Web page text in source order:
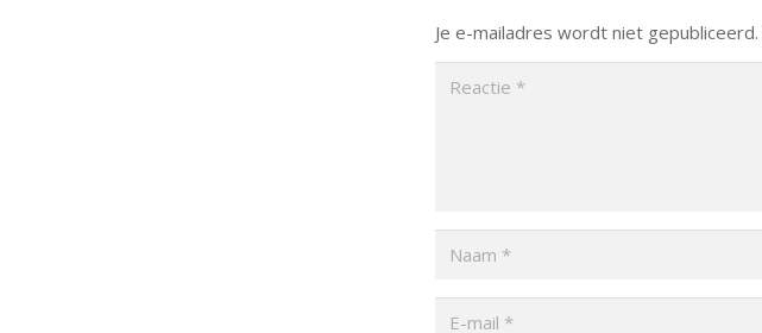
Je e-mailadres wordt niet gepubliceerd.